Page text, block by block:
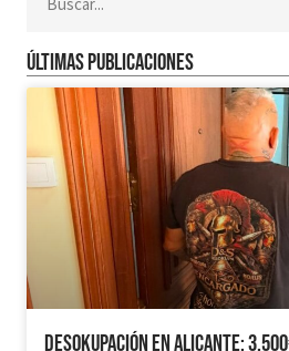
Últimas publicaciones
Desokupación en Alicante: